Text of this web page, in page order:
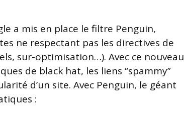
a mis en place le filtre Penguin,
ne respectant pas les directives de
sur-optimisation…). Avec ce nouveau
de black hat, les liens “spammy”
d’un site. Avec Penguin, le géant
: